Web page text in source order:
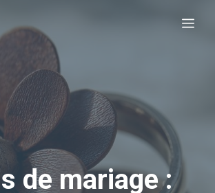
de mariage :